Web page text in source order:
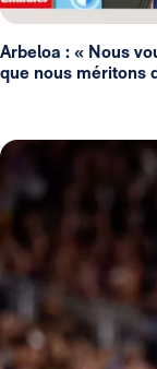
Arbeloa : « Nous
que nous méritons